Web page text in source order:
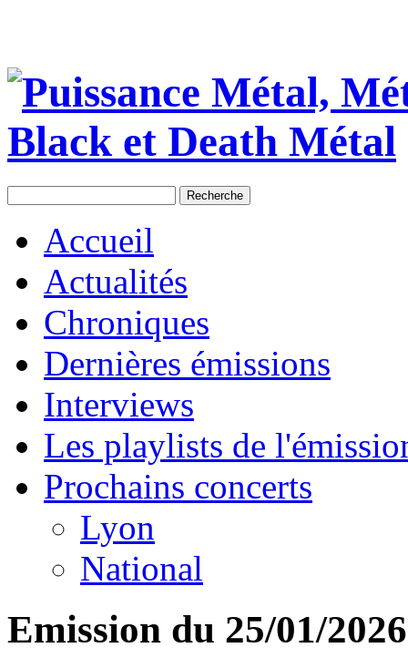
Accueil
Actualités
Chroniques
Dernières émissions
Interviews
Les playlists de
Prochains concerts
Lyon
National
Emission du 25/01/